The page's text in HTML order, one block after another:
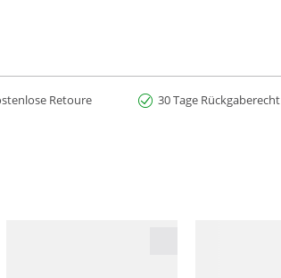
Retoure 30 Tage Rückgaberecht